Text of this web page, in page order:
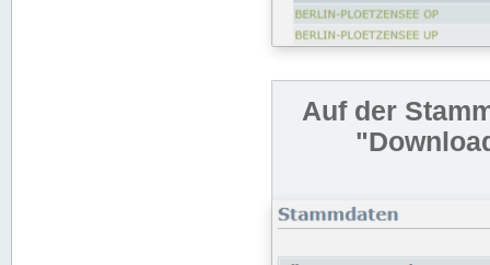
Auf der